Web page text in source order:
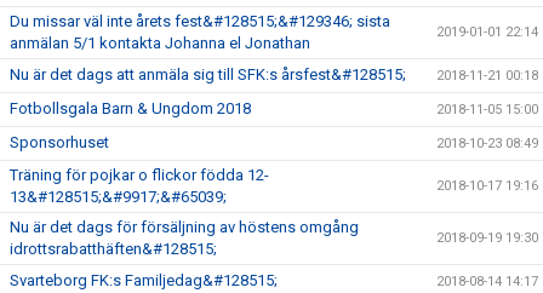
Du missar väl inte årets fest&#128515;&#129346; sista
anmälan 5/1 kontakta Johanna el Jonathan
2019-01-01 22:14
Nu är det dags att anmäla sig till SFK:s årsfest&#128515; 2018-11-21 00:18
Fotbollsgala Barn & Ungdom 2018 2018-11-05 15:00
Sponsorhuset 2018-10-23 08:49
Träning för pojkar o flickor födda 12-
13&#128515;&#9917;&#65039;
2018-10-17 19:16
Nu är det dags för försäljning av höstens omgång
idrottsrabatthäften&#128515;
2018-09-19 19:30
Svarteborg FK:s Familjedag&#128515; 2018-08-14 14:17